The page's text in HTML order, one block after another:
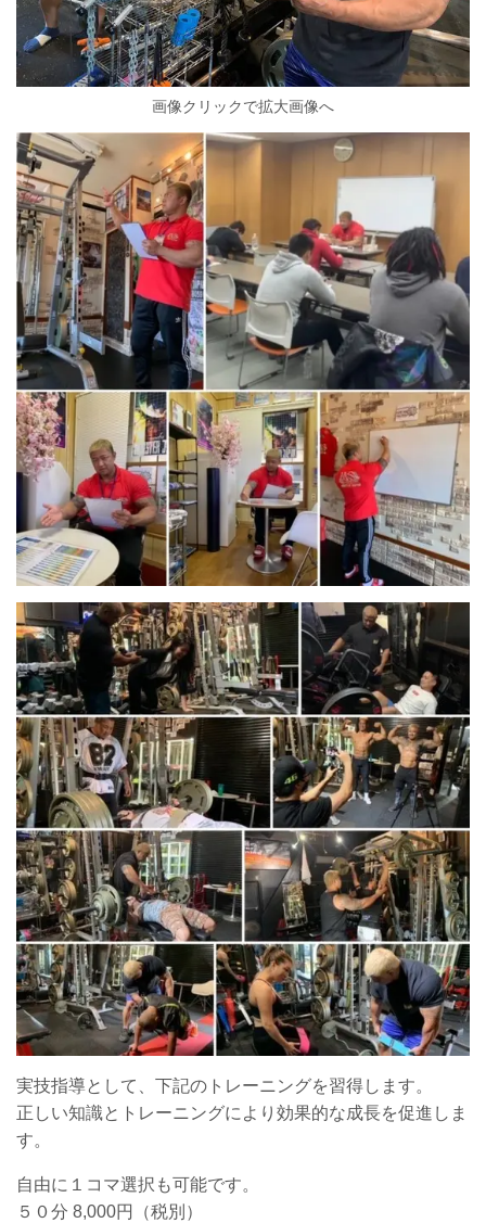
画像クリックで拡大画像へ
実技指導として、下記のトレーニングを習得します。
正しい知識とトレーニングにより効果的な成長を促進しま
す。
自由に１コマ選択も可能です。
５０分 8,000円（税別）